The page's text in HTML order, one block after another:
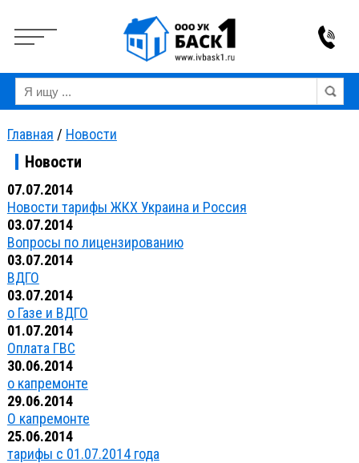
Версия для слабовидящих: Вкл Изображения: Выкл
Главная / Новости
Новости
07.07.2014
Новости тарифы ЖКХ Украина и Россия
03.07.2014
Вопросы по лицензированию
03.07.2014
ВДГО
03.07.2014
о Газе и ВДГО
01.07.2014
Оплата ГВС
30.06.2014
о капремонте
29.06.2014
О капремонте
25.06.2014
тарифы с 01.07.2014 года